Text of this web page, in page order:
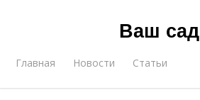
Ваш сад
Главная Новости Статьи